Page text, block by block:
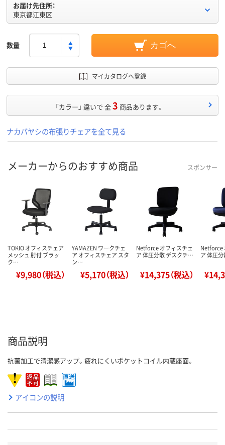
お届け先住所：
東京都江東区
数量 カゴへ
マイカタログへ登録
「カラー」 違いで 全3 商品あります。
ナカバヤシの布張りチェアを全て見る
メーカーからのおすすめ商品 スポンサー
TOKIO オフィスチェア
メッシュ 肘付 ブラッ
ク…
¥9,980（税込）
YAMAZEN ワークチェ
ア オフィスチェア スタ
ン…
¥5,170（税込）
Netforce オフィスチェ
ア 体圧分散 デスクチ…
¥14,375（税込）
Netforce
ア 体圧
商品説明
抗菌加工で清潔感アップ。疲れにくいポケットコイル内蔵座面。
アイコンの説明